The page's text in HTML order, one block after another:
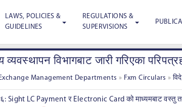
LAWS, POLICIES &
GUIDELINES
REGULATIONS &
SUPERVISIONS
व्यवस्थापन विभागबाट जारी गरिएका
Management Departments » Fxm Circulars »
LC Payment र Electronic Card को माध्यमबाट वस्तु